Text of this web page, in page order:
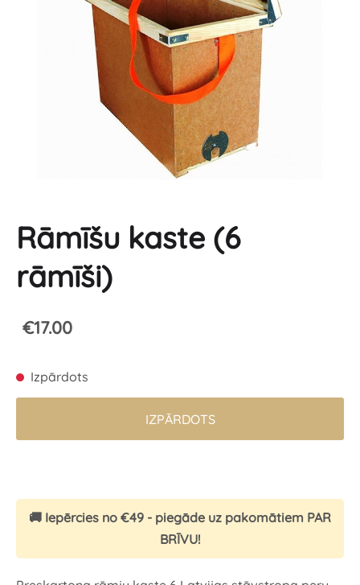
Rāmīšu kaste (6
rāmīši)
€17.00
Izpārdots
IZPĀRDOTS
🚚 Iepērcies no €49 - piegāde uz pakomātiem PAR
BRĪVU!